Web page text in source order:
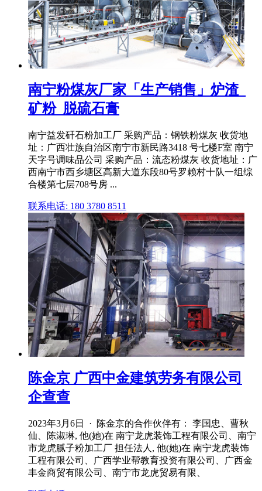
南宁粉煤灰厂家「生产销售」炉渣_
矿粉_脱硫石膏
南宁益发矸石粉加工厂 采购产品：钢铁粉煤灰 收货地
址：广西壮族自治区南宁市新民路3418 号七楼F室 南宁
天字号调味品公司 采购产品：流态粉煤灰 收货地址：广
西南宁市西乡塘区高新大道东段80号罗赖村十队一组综
合楼第七层708号房 ...
联系电话: 180 3780 8511
陈金京 广西中金建筑劳务有限公司
企查查
2023年3月6日 · 陈金京的合作伙伴有： 李国忠、曹秋
仙、陈淑琳, 他(她)在 南宁龙虎装饰工程有限公司、南宁
市龙虎腻子粉加工厂 担任法人, 他(她)在 南宁龙虎装饰
工程有限公司、广西学业帮教育投资有限公司、广西金
丰金商贸有限公司、南宁市龙虎贸易有限、